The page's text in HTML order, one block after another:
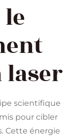
laser
scientifique
pour cibler
Cette énergie